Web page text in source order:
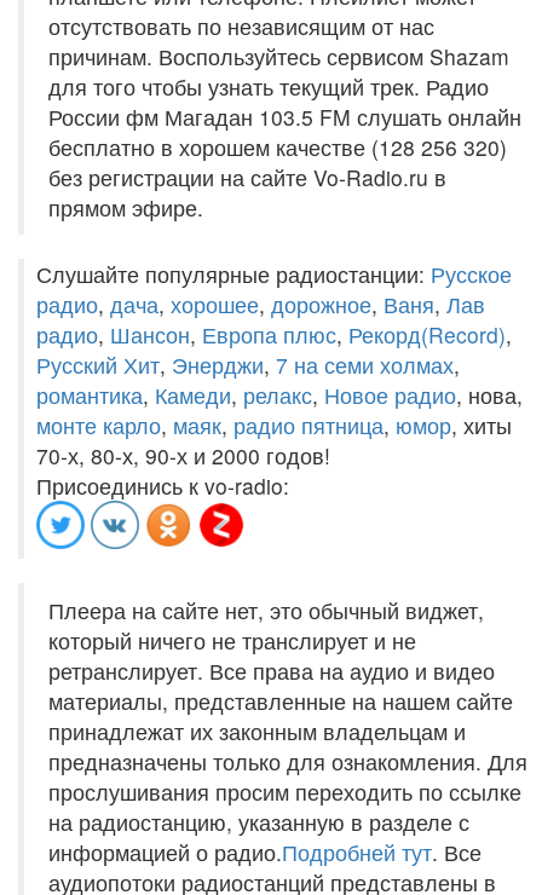
отсутствовать по независящим от нас
причинам. Воспользуйтесь сервисом Shazam
для того чтобы узнать текущий трек. Радио
России фм Магадан 103.5 FM слушать онлайн
бесплатно в хорошем качестве (128 256 320)
без регистрации на сайте Vo-Radio.ru в
прямом эфире.
Слушайте популярные радиостанции: Русское
радио, дача, хорошее, дорожное, Ваня, Лав
радио, Шансон, Европа плюс, Рекорд(Record),
Русский Хит, Энерджи, 7 на семи холмах,
романтика, Камеди, релакс, Новое радио, нова,
монте карло, маяк, радио пятница, юмор, хиты
70-х, 80-х, 90-х и 2000 годов!
Присоединись к vo-radio:
Плеера на сайте нет, это обычный виджет,
который ничего не транслирует и не
ретранслирует. Все права на аудио и видео
материалы, представленные на нашем сайте
принадлежат их законным владельцам и
предназначены только для ознакомления. Для
прослушивания просим переходить по ссылке
на радиостанцию, указанную в разделе с
информацией о радио.Подробней тут. Все
аудиопотоки радиостанций представлены в